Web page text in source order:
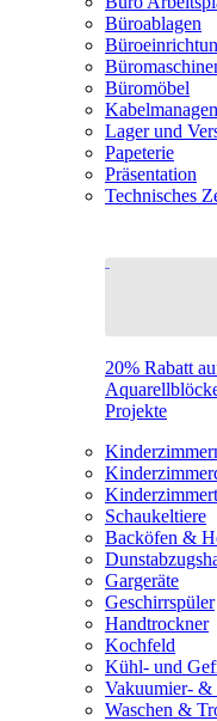
Büroablagen
Büromöbel
Lager und
Papeterie
Präsentation
Technisches
20% Rabatt
Projekte
Schaukeltiere
Backöfen &
Gargeräte
Geschirrspüler
Handtrockner
Kochfeld
Kühl- und
Vakuumier- &
Waschen &